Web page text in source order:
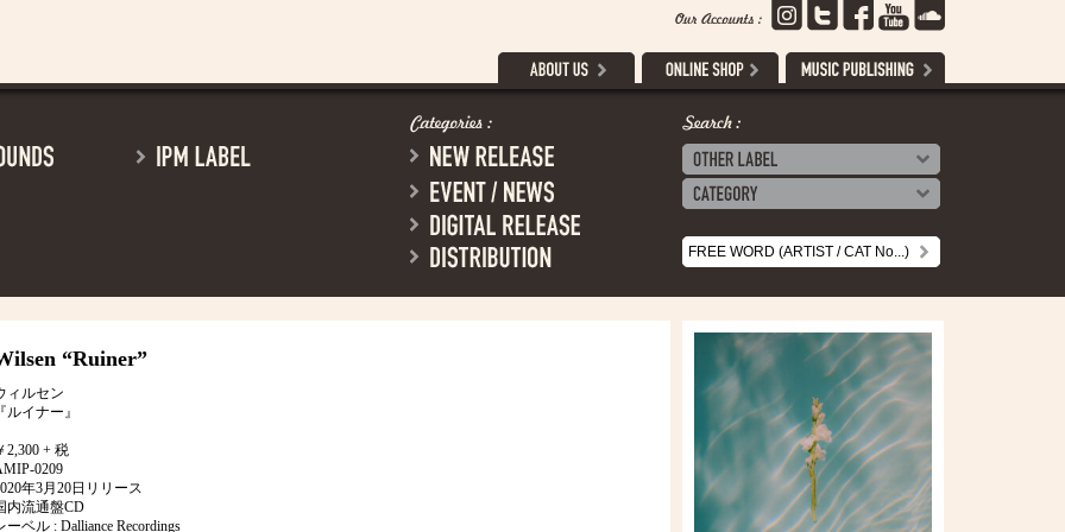
“Ruiner”
ィルセン
ルイナー』
2,300 + 税
0209
年3月20日リリース
内流通盤CD
ーベル : Dalliance Recordings